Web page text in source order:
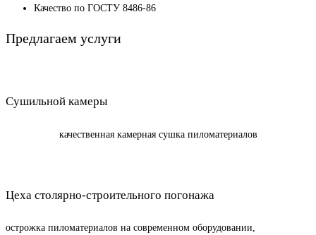
Качество по ГОСТУ 8486-86
Предлагаем услуги
Сушильной камеры
качественная камерная сушка пиломатериалов
Цеха столярно-строительного погонажа
острожка пиломатериалов на современном оборудовании,